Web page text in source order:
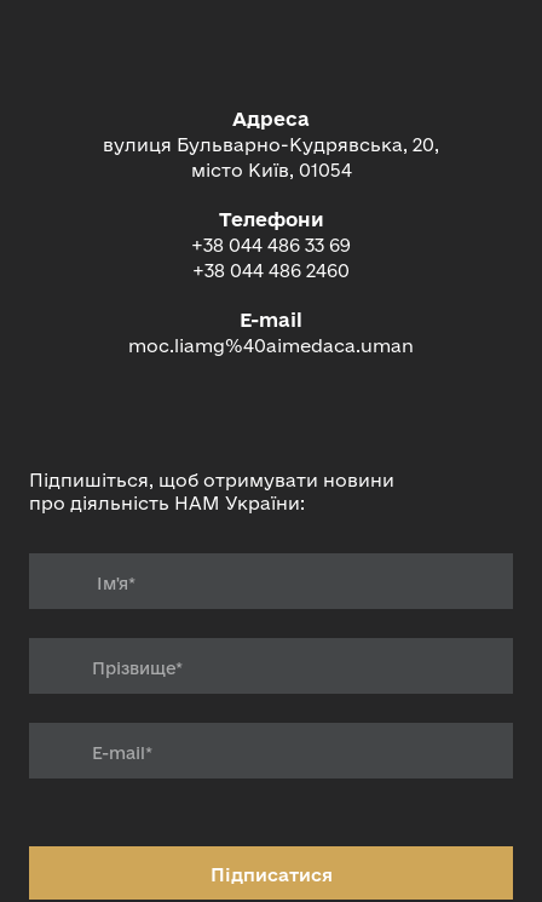
Адреса
вулиця Бульварно-Кудрявська, 20,
місто Київ, 01054
Телефони
+38 044 486 33 69
+38 044 486 2460
E-mail
moc.liamg%40aimedaca.uman
Підпишіться, щоб отримувати новини
про діяльність НАМ України:
Підписатися